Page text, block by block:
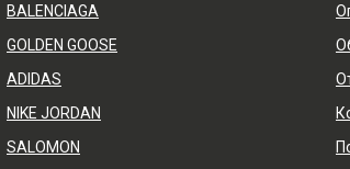
BALENCIAGA
GOLDEN GOOSE
ADIDAS
NIKE JORDAN
SALOMON